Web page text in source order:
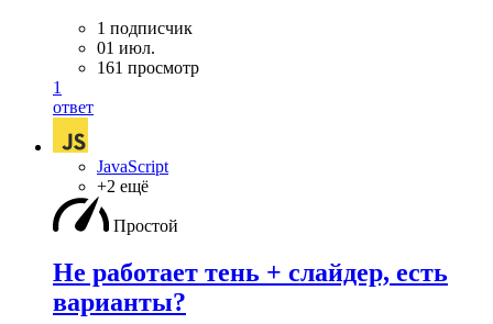
1 подписчик
01 июл.
161 просмотр
1
ответ
JavaScript
+2 ещё
Простой
Не работает тень + слайдер, есть
варианты?